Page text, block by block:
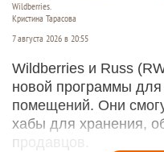
Wildberries.
Кристина Тарасова
7 августа 2026 в 20:55
Wildberries и Russ
новой программы
помещений. Они
хабы для хранения,
продавцов.